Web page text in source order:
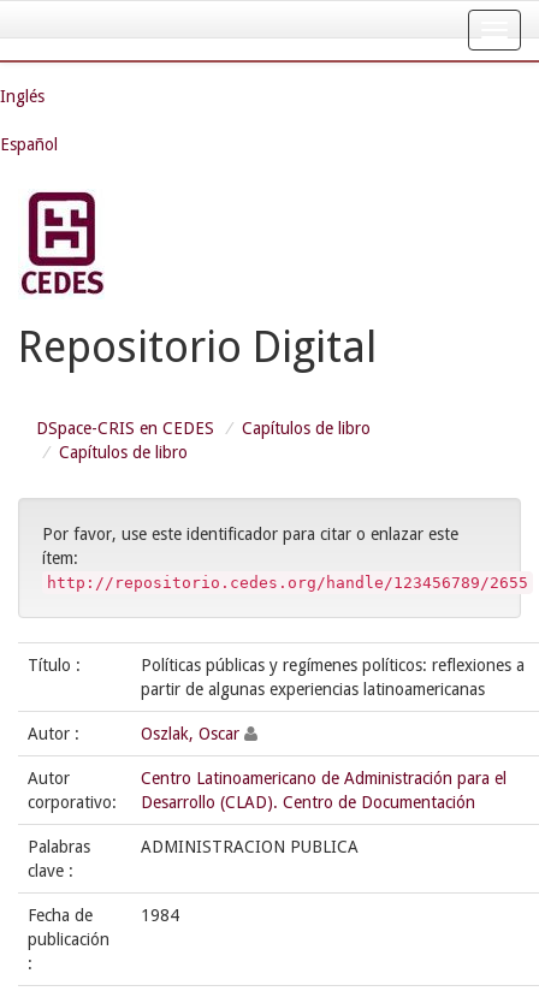
navigation
Inglés
Español
Repositorio Digital
DSpace-CRIS en CEDES
Capítulos de libro
Capítulos de libro
Por favor, use este identificador para citar o enlazar este
ítem:
http://repositorio.cedes.org/handle/123456789/2655
Título :
Políticas públicas y regímenes políticos: reflexiones a
partir de algunas experiencias latinoamericanas
Autor : Oszlak, Oscar
Autor
corporativo:
Centro Latinoamericano de Administración para el
Desarrollo (CLAD). Centro de Documentación
Palabras
clave :
ADMINISTRACION PUBLICA
Fecha de
publicación
:
1984